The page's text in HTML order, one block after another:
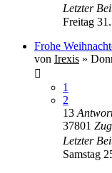
Letzter
Freitag
Frohe
von Irexis »
1
2
13
37801
Letzter
Samstag